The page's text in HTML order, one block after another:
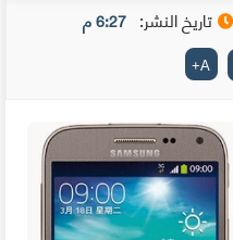
تاريخ النشر: 6:27 م
A
+